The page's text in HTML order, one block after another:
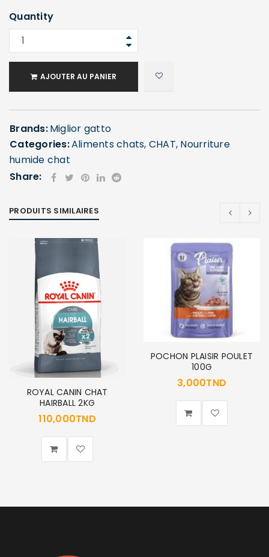
Quantity
AJOUTER AU PANIER
Brands:Miglior gatto
Categories:Aliments chats, CHAT, Nourriture
humide chat
Share:
PRODUITS SIMILAIRES
ROYAL CANIN CHAT
HAIRBALL 2KG
110,000TND
POCHON PLAISIR POULET
100G
3,000TND